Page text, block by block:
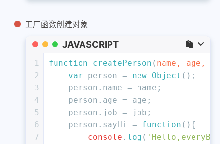
工厂函数创建对象
JAVASCRIPT
1
2
3
4
5
6
7
function createPerson ( name, age,
var person = new Object ();
    person.
name = name;
    person.
age = age;
    person.
job = job;
    person.
sayHi = function ( ){
console . log (